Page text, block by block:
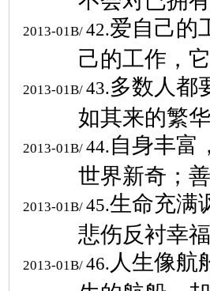
2013-01B/ 42.爱自己的
己的工作，
2013-01B/ 43.多数人都
如其来的繁
2013-01B/ 44.自身丰富
世界新奇；
2013-01B/ 45.生命充满
悲伤反衬幸
2013-01B/ 46. 人生像航